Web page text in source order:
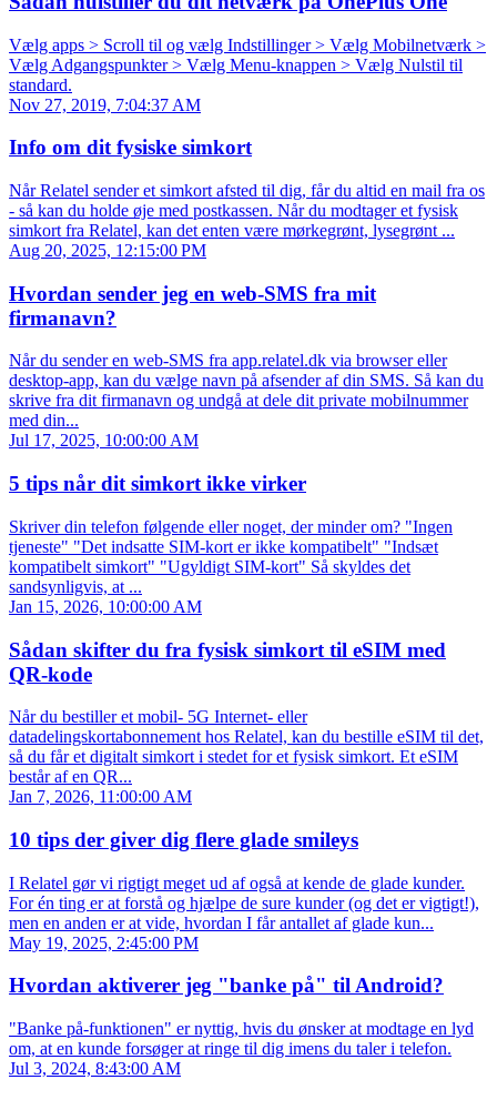
Vælg apps > Scroll til og vælg Indstillinger > Vælg Mobilnetværk >
Vælg Adgangspunkter > Vælg Menu-knappen > Vælg Nulstil til
standard.
Nov 27, 2019, 7:04:37 AM
Info om dit fysiske simkort
Når Relatel sender et simkort afsted til dig, får du altid en mail fra os
- så kan du holde øje med postkassen. Når du modtager et fysisk
simkort fra Relatel, kan det enten være mørkegrønt, lysegrønt ...
Aug 20, 2025, 12:15:00 PM
Hvordan sender jeg en web-SMS fra mit
firmanavn?
Når du sender en web-SMS fra app.relatel.dk via browser eller
desktop-app, kan du vælge navn på afsender af din SMS. Så kan du
skrive fra dit firmanavn og undgå at dele dit private mobilnummer
med din...
Jul 17, 2025, 10:00:00 AM
5 tips når dit simkort ikke virker
Skriver din telefon følgende eller noget, der minder om? "Ingen
tjeneste" "Det indsatte SIM-kort er ikke kompatibelt" "Indsæt
kompatibelt simkort" "Ugyldigt SIM-kort" Så skyldes det
sandsynligvis, at ...
Jan 15, 2026, 10:00:00 AM
Sådan skifter du fra fysisk simkort til eSIM med
QR-kode
Når du bestiller et mobil- 5G Internet- eller
datadelingskortabonnement hos Relatel, kan du bestille eSIM til det,
så du får et digitalt simkort i stedet for et fysisk simkort. Et eSIM
består af en QR...
Jan 7, 2026, 11:00:00 AM
10 tips der giver dig flere glade smileys
I Relatel gør vi rigtigt meget ud af også at kende de glade kunder.
For én ting er at forstå og hjælpe de sure kunder (og det er vigtigt!),
men en anden er at vide, hvordan I får antallet af glade kun...
May 19, 2025, 2:45:00 PM
Hvordan aktiverer jeg "banke på" til Android?
"Banke på-funktionen" er nyttig, hvis du ønsker at modtage en lyd
om, at en kunde forsøger at ringe til dig imens du taler i telefon.
Jul 3, 2024, 8:43:00 AM